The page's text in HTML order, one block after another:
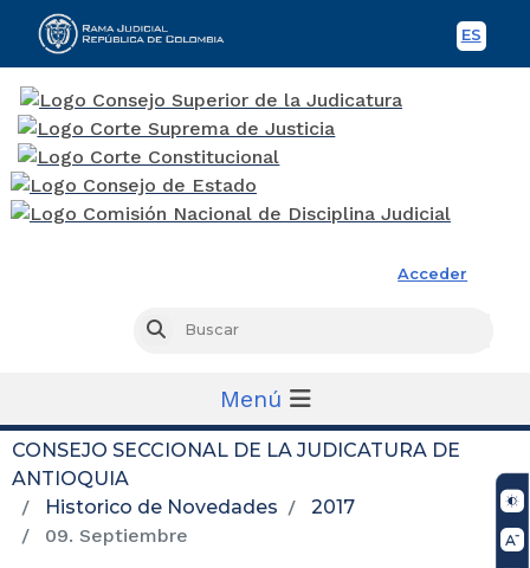
ES
Acceder
Buscar
Menú
CONSEJO SECCIONAL DE LA JUDICATURA DE
ANTIOQUIA
Historico de Novedades
2017
09. Septiembre